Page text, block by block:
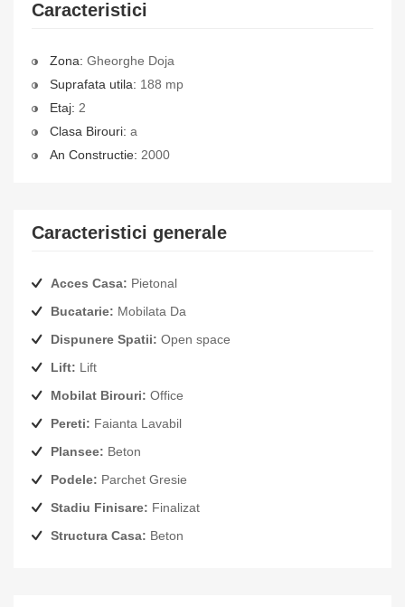
Caracteristici
Zona: Gheorghe Doja
Suprafata utila: 188 mp
Etaj: 2
Clasa Birouri: a
An Constructie: 2000
Caracteristici generale
Acces Casa: Pietonal
Bucatarie: Mobilata Da
Dispunere Spatii: Open space
Lift: Lift
Mobilat Birouri: Office
Pereti: Faianta Lavabil
Plansee: Beton
Podele: Parchet Gresie
Stadiu Finisare: Finalizat
Structura Casa: Beton